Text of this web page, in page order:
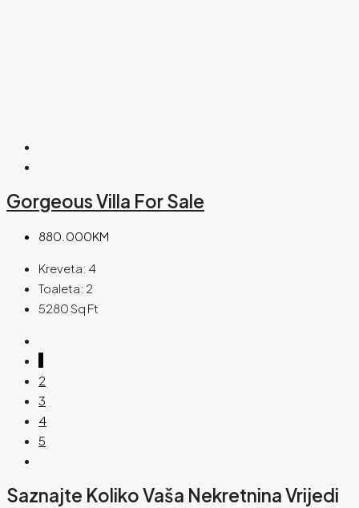
Gorgeous Villa For Sale
880.000KM
Kreveta: 4
Toaleta: 2
5280Sq Ft
2
3
4
5
Saznajte Koliko Vaša Nekretnina Vrijedi